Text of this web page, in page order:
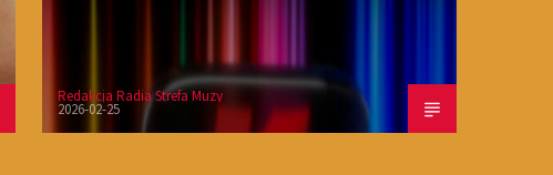
Redakcja Radia Strefa Muzy
2026-02-25